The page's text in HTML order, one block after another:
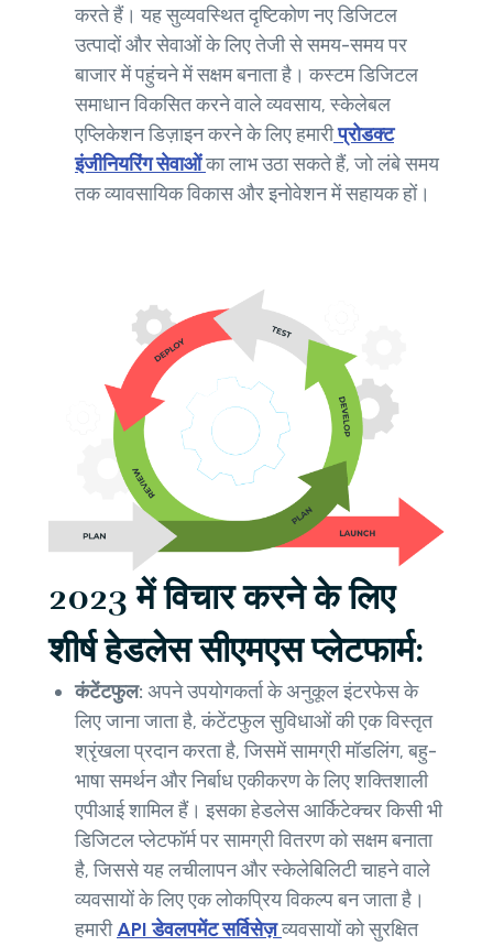
करते हैं। यह सुव्यवस्थित दृष्टिकोण नए डिजिटल
उत्पादों और सेवाओं के लिए तेजी से समय-समय पर
बाजार में पहुंचने में सक्षम बनाता है। कस्टम डिजिटल
समाधान विकसित करने वाले व्यवसाय, स्केलेबल
एप्लिकेशन डिज़ाइन करने के लिए हमारीप्रोडक्ट
इंजीनियरिंग सेवाओंका लाभ उठा सकते हैं, जो लंबे समय
तक व्यावसायिक विकास और इनोवेशन में सहायक हों।
2023 में विचार करने के लिए
शीर्ष हेडलेस सीएमएस प्लेटफार्म:
कंटेंटफुल: अपने उपयोगकर्ता के अनुकूल इंटरफेस के
लिए जाना जाता है, कंटेंटफुल सुविधाओं की एक विस्तृत
श्रृंखला प्रदान करता है, जिसमें सामग्री मॉडलिंग, बहु-
भाषा समर्थन और निर्बाध एकीकरण के लिए शक्तिशाली
एपीआई शामिल हैं। इसका हेडलेस आर्किटेक्चर किसी भी
डिजिटल प्लेटफॉर्म पर सामग्री वितरण को सक्षम बनाता
है, जिससे यह लचीलापन और स्केलेबिलिटी चाहने वाले
व्यवसायों के लिए एक लोकप्रिय विकल्प बन जाता है।
हमारीAPI डेवलपमेंट सर्विसेज़व्यवसायों को सुरक्षित